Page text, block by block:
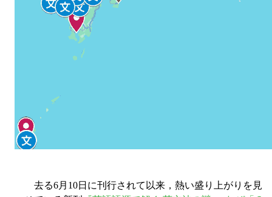
去る6月10日に刊行されて以来，熱い盛り上がりを見